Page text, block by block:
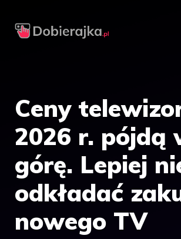
Ceny
2026 r. pójdą
górę. Lepiej
odkładać
nowego TV